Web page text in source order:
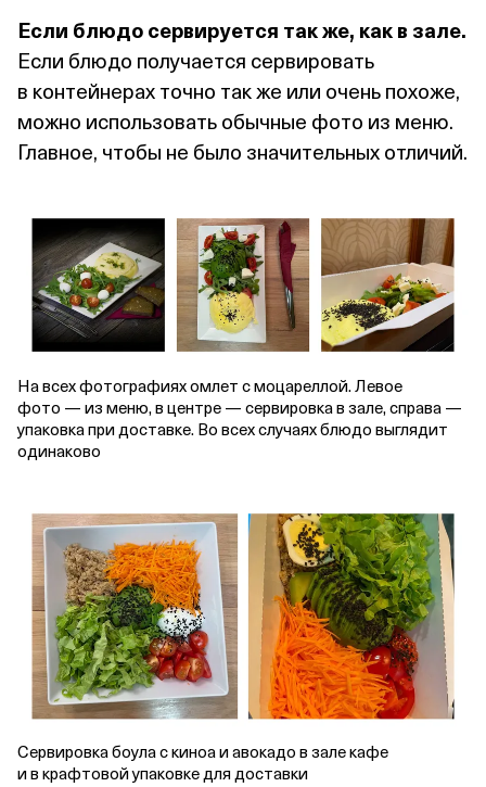
Если блюдо сервируется так же, как в зале.
Если блюдо получается сервировать
в контейнерах точно так же или очень похоже,
можно использовать обычные фото из меню.
Главное, чтобы не было значительных отличий.
На всех фотографиях омлет с моцареллой. Левое
фото — из меню, в центре — сервировка в зале, справа —
упаковка при доставке. Во всех случаях блюдо выглядит
одинаково
Сервировка боула с киноа и авокадо в зале кафе
и в крафтовой упаковке для доставки